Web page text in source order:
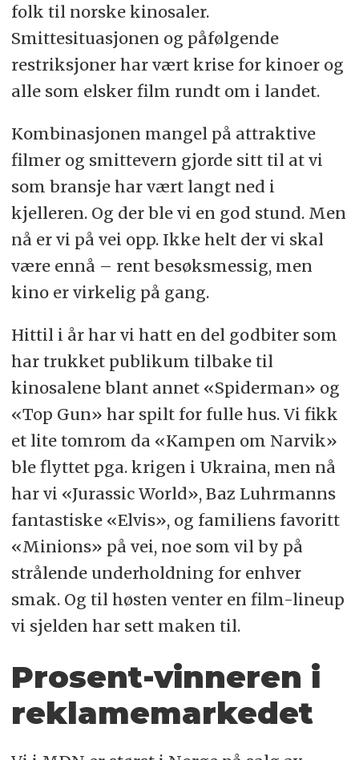
folk til norske kinosaler.
Smittesituasjonen og påfølgende
restriksjoner har vært krise for kinoer og
alle som elsker film rundt om i landet.
Kombinasjonen mangel på attraktive
filmer og smittevern gjorde sitt til at vi
som bransje har vært langt ned i
kjelleren. Og der ble vi en god stund. Men
nå er vi på vei opp. Ikke helt der vi skal
være ennå – rent besøksmessig, men
kino er virkelig på gang.
Hittil i år har vi hatt en del godbiter som
har trukket publikum tilbake til
kinosalene blant annet «Spiderman» og
«Top Gun» har spilt for fulle hus. Vi fikk
et lite tomrom da «Kampen om Narvik»
ble flyttet pga. krigen i Ukraina, men nå
har vi «Jurassic World», Baz Luhrmanns
fantastiske «Elvis», og familiens favoritt
«Minions» på vei, noe som vil by på
strålende underholdning for enhver
smak. Og til høsten venter en film-lineup
vi sjelden har sett maken til.
Prosent-vinneren i
reklamemarkedet